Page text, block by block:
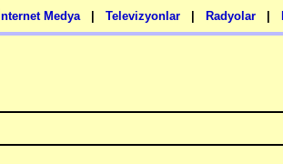
İnternet Medya Televizyonlar Radyolar